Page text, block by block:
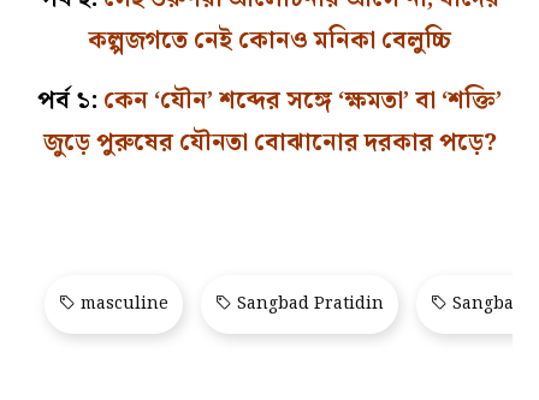
কল্পজগতে নেই কোনও মনিকা বেলুচ্চি
পর্ব ১: কেন ‘যৌন’ শব্দের সঙ্গে ‘ক্ষমতা’ বা ‘শক্তি’
জুড়ে পুরুষের যৌনতা বোঝানোর দরকার পড়ে?
masculine Sangbad Pratidin Sangbad